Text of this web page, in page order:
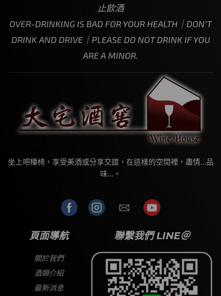
止飲酒
OVER-DRINKING IS BAD FOR YOUR HEALTH｜DON’T
DRINK AND DRIVE｜PLEASE DO NOT DRINK IF YOU
ARE A MINOR.
坐上吧檯椅，享受美酒或分享交誼，在這樣的空間裡，盡情…品
味…。
頁面導航
關於我們
酒類介紹
最新消息
聯繫我們 LINE＠